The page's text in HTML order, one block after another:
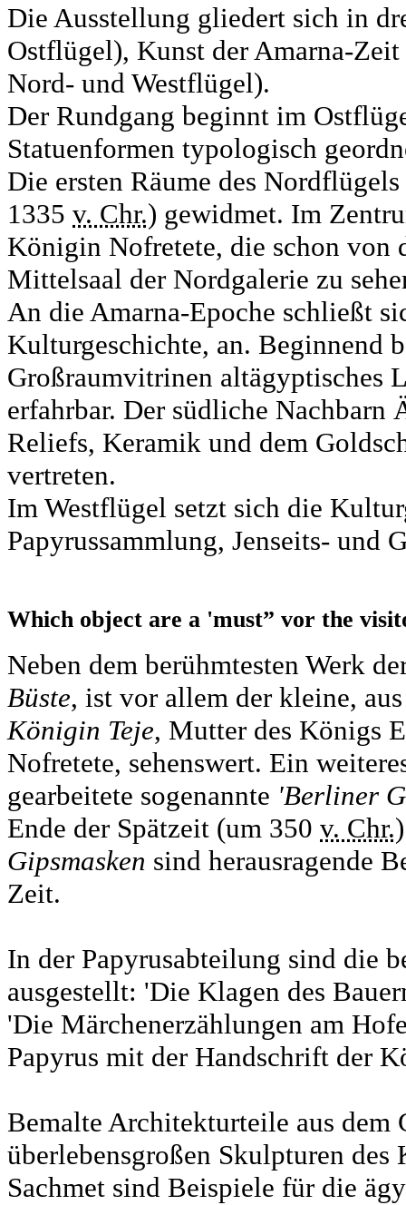
Die Ausstellung gliedert sich in
Ostflügel), Kunst der Amarna-
Nord- und Westflügel).
Der Rundgang beginnt im
Statuenformen typologisch
Die ersten Räume des
1335 v. Chr.) gewidmet. Im
Königin Nofretete, die schon von
Mittelsaal der Nordgalerie zu
An die Amarna-Epoche schließt
Kulturgeschichte, an. Beginnend
Großraumvitrinen altägyptisches
erfahrbar. Der südliche Nachbarn
Reliefs, Keramik und dem
vertreten.
Im Westflügel setzt sich die
Papyrussammlung, Jenseits- und
Which object are a 'must” vor the
Neben dem berühmtesten Werk
Büste, ist vor allem der kleine,
Königin Teje, Mutter des Königs
Nofretete, sehenswert. Ein
gearbeitete sogenannte 'Berliner
Ende der Spätzeit (um 350 v. Chr.)
Gipsmasken sind herausragende
Zeit.
In der Papyrusabteilung sind die
ausgestellt: 'Die Klagen des
'Die Märchenerzählungen am
Papyrus mit der Handschrift der
Bemalte Architekturteile aus dem
überlebensgroßen Skulpturen
Sachmet sind Beispiele für die